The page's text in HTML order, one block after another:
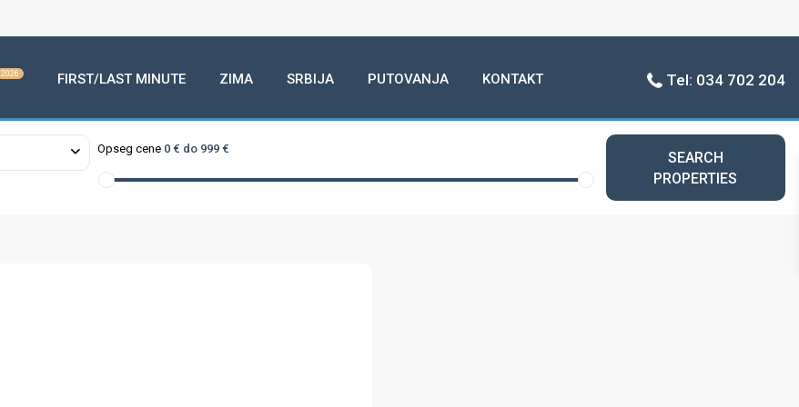
2026 FIRST/LAST MINUTE ZIMA SRBIJA PUTOVANJA KONTAKT Tel: 034 702 204
Opseg cene 0 € do 999 €
SEARCH
PROPERTIES